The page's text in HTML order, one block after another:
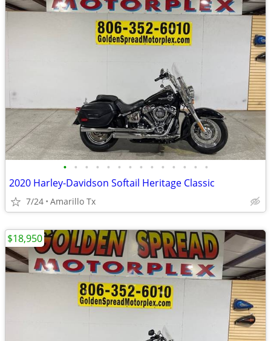
• • • • • • • • • • • • • •
2020 Harley-Davidson Softail Heritage Classic
7/24 Amarillo Tx
$18,950